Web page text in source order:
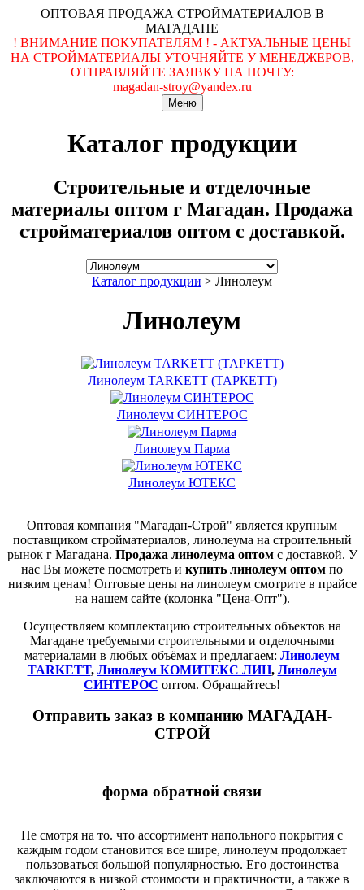
ОПТОВАЯ ПРОДАЖА СТРОЙМАТЕРИАЛОВ В
МАГАДАНЕ
! ВНИМАНИЕ ПОКУПАТЕЛЯМ ! - АКТУАЛЬНЫЕ ЦЕНЫ
НА СТРОЙМАТЕРИАЛЫ УТОЧНЯЙТЕ У МЕНЕДЖЕРОВ,
ОТПРАВЛЯЙТЕ ЗАЯВКУ НА ПОЧТУ:
magadan-stroy@yandex.ru
Меню
Каталог продукции
Строительные и отделочные
материалы оптом г Магадан. Продажа
стройматериалов оптом с доставкой.
Каталог продукции > Линолеум
Линолеум
Линолеум TARKETT (ТАРКЕТТ)
Линолеум СИНТЕРОС
Линолеум Парма
Линолеум ЮТЕКС
Оптовая компания "Магадан-Строй" является крупным
поставщиком стройматериалов, линолеума на строительный
рынок г Магадана. Продажа линолеума оптомс доставкой. У
нас Вы можете посмотреть и купить линолеум оптом по
низким ценам! Оптовые цены на линолеум смотрите в прайсе
на нашем сайте (колонка "Цена-Опт").
Осуществляем комплектацию строительных объектов на
Магадане требуемыми строительными и отделочными
материалами в любых объёмах и предлагаем: Линолеум
TARKETT, Линолеум КОМИТЕКС ЛИН, Линолеум
СИНТЕРОС оптом. Обращайтесь!
Отправить заказ в компанию МАГАДАН-
СТРОЙ
форма обратной связи
Не смотря на то. что ассортимент напольного покрытия с
каждым годом становится все шире, линолеум продолжает
пользоваться большой популярностью. Его достоинства
заключаются в низкой стоимости и практичности, а также в